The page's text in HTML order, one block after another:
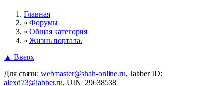
Главная
» Форумы
» Общая категория
» Жизнь портала.
▲ Вверх
Для связи: webmaster@shah-online.ru, Jabber ID:
alexd73@jabber.ru, UIN: 29638538